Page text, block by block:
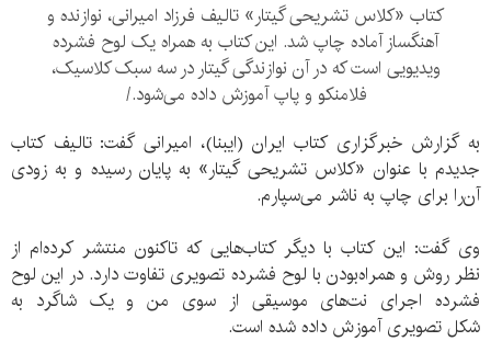
کتاب «کلاس تشریحی گیتار» تالیف فرزاد امیرانی، نوازنده و
آهنگساز آماده چاپ شد. این کتاب به همراه یک لوح فشرده
ویدیویی است که در آن نوازندگی گیتار در سه سبک کلاسیک،
فلامنکو و پاپ آموزش داده می‌شود./
به گزارش خبرگزاری کتاب ایران (ایبنا)، امیرانی گفت: تالیف کتاب
جدیدم با عنوان «کلاس تشریحی گیتار» به پایان رسیده و به‌ زودی
آن‌را برای چاپ به ناشر می‌سپارم.
وی گفت: این کتاب با دیگر کتاب‌هایی که تاکنون منتشر کرده‌ام از
نظر روش و همراه‌بودن با لوح فشرده تصویری تفاوت دارد. در این لوح
فشرده اجرای نت‌های موسیقی از سوی من و یک شاگرد به
شکل تصویری آموزش داده شده است.